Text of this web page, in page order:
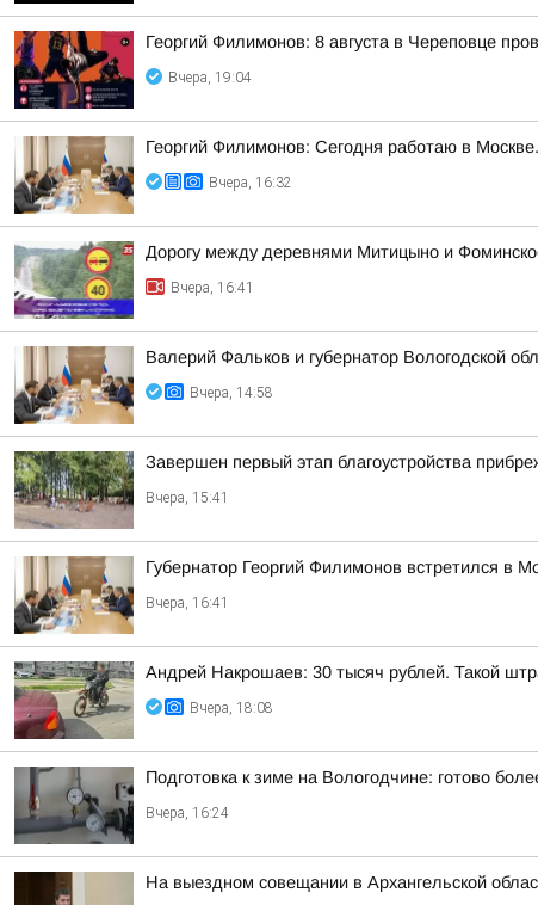
Георгий Филимонов: 8 августа в Череповце
Вчера, 19:04
Георгий Филимонов: Сегодня работаю в
Вчера, 16:32
Дорогу между деревнями Митицыно и
Вчера, 16:41
Валерий Фальков и губернатор Вологодской
Вчера, 14:58
Завершен первый этап благоустройства
Вчера, 15:41
Губернатор Георгий Филимонов встретился в
Вчера, 16:41
Андрей Накрошаев: 30 тысяч рублей. Такой
Вчера, 18:08
Подготовка к зиме на Вологодчине: готово
Вчера, 16:24
На выездном совещании в Архангельской